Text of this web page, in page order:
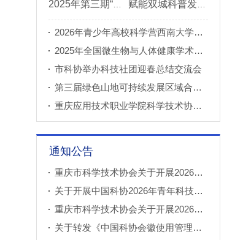
2026年青少年高校科学营西南大学分营正式开营
2025年全国微生物与人体健康学术论坛在重庆召开
市科协举办科技社团迎春总结交流会
第三届绿色山地可持续发展区域合作国际论坛成功举办
重庆应用技术职业学院科学技术协会正式成立
通知公告
重庆市科学技术协会关于开展2026年科普创新实验室建设项目申报工作的通知
关于开展中国科协2026年青年科技人才培育工程工程师专项计划推荐工作的通知
重庆市科学技术协会关于开展2026年科技小院申报推荐工作的通知
关于转发《中国科协会徽使用管理规定》的通知